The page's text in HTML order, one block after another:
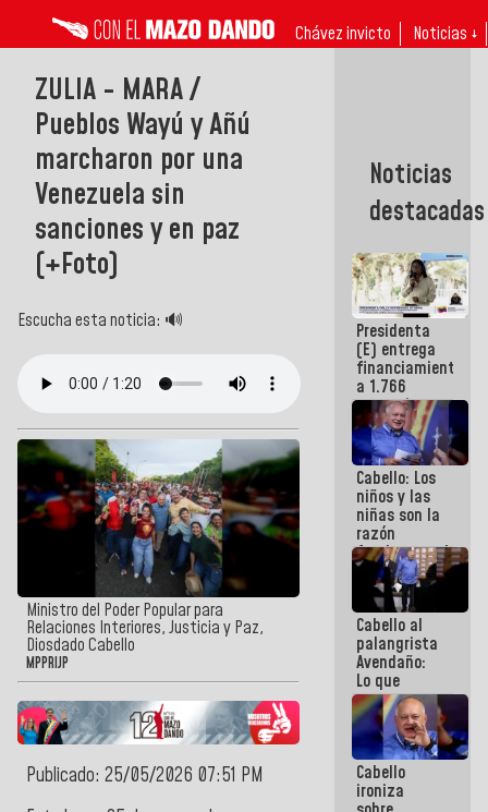
Chávez invicto Noticias ↓
ZULIA - MARA /
Pueblos Wayú y Añú
marcharon por una
Venezuela sin
sanciones y en paz
(+Foto)
Escucha esta noticia: 🔊
Ministro del Poder Popular para
Relaciones Interiores, Justicia y Paz,
Diosdado Cabello
MPPRIJP
Publicado: 25/05/2026 07:51 PM
Noticias
destacadas
Presidenta
(E) entrega
financiamientos
a 1.766
comerciantes
y
emprendedores
afectados
por
terremotos
Cabello: Los
niños y las
niñas son la
razón
fundamental
de todo lo
que
estamos
haciendo
Cabello al
palangrista
Avendaño:
Lo que
vayas a
escribir
hazlo hoy
por que no
sabemos si
la semana
Cabello
ironiza